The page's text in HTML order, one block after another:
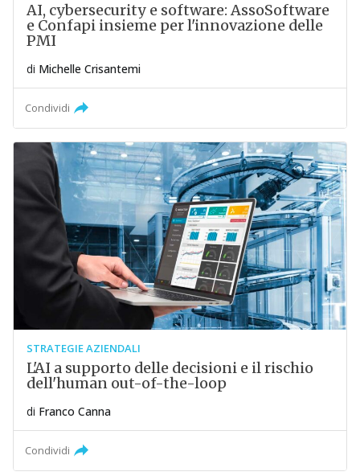
AI, cybersecurity e software: AssoSoftware
e Confapi insieme per l'innovazione delle
PMI
di Michelle Crisantemi
Condividi
STRATEGIE AZIENDALI
L'AI a supporto delle decisioni e il rischio
dell'human out-of-the-loop
di Franco Canna
Condividi